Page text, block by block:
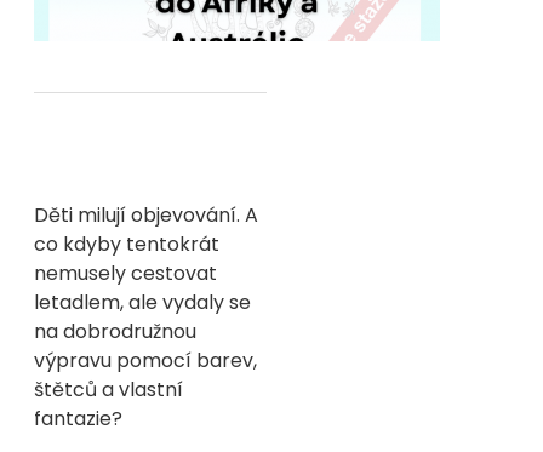
Děti milují objevování. A
co kdyby tentokrát
nemusely cestovat
letadlem, ale vydaly se
na dobrodružnou
výpravu pomocí barev,
štětců a vlastní
fantazie?